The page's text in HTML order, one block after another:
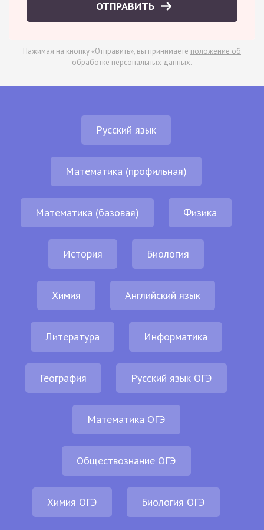
ОТПРАВИТЬ
Нажимая на кнопку «Отправить», вы принимаете положение об
обработке персональных данных.
Русский язык
Математика (профильная)
Математика (базовая) Физика
История Биология
Химия Английский язык
Литература Информатика
География Русский язык ОГЭ
Математика ОГЭ
Обществознание ОГЭ
Химия ОГЭ Биология ОГЭ